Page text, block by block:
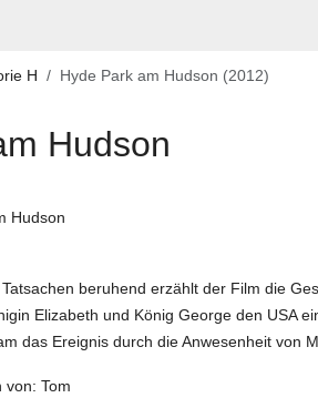
H Hyde Park am Hudson (2012)
Hudson
beruhend erzählt der Film die
Elizabeth und König George den USA
das Ereignis durch die Anwesenheit von
von: Tom